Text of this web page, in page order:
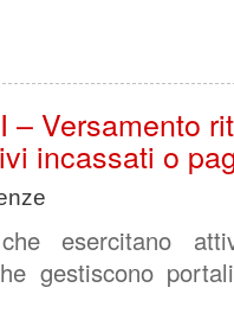
– Versamento
incassati o
esercitano
gestiscono